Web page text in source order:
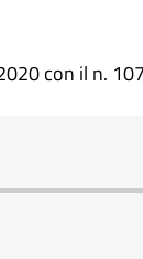
con il n. 107